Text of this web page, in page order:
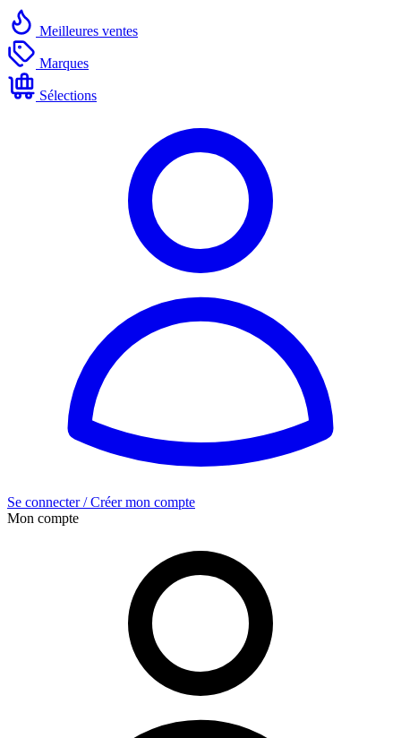
Meilleures ventes
Marques
Sélections
Se connecter / Créer mon compte
Mon compte